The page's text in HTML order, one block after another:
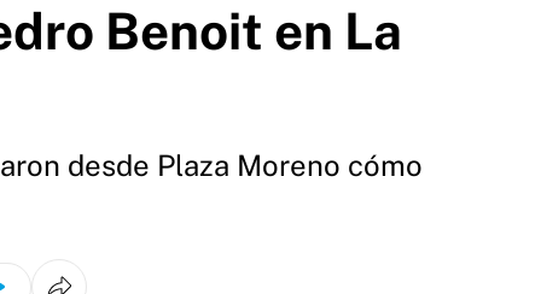
Benoit en La
desde Plaza Moreno cómo